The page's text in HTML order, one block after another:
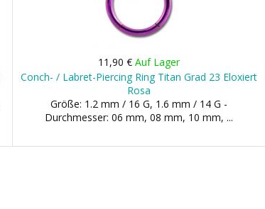
11,90 €Auf Lager
Conch- / Labret-Piercing Ring Titan Grad 23 Eloxiert
Rosa
Größe: 1.2 mm / 16 G, 1.6 mm / 14 G -
Durchmesser: 06 mm, 08 mm, 10 mm, ...